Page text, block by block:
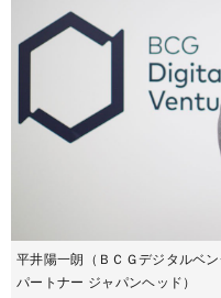
平井陽一朗（ＢＣＧデジタルベ
パートナー ジャパンヘッド）